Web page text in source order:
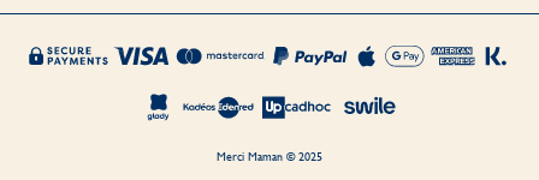
Merci Maman © 2025